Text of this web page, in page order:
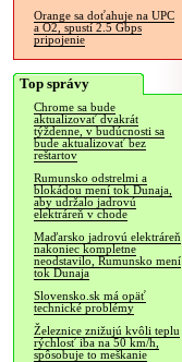
Orange sa doťahuje na UPC
a O2, spustí 2.5 Gbps
pripojenie
Top správy
Chrome sa bude
aktualizovať dvakrát
týždenne, v budúcnosti sa
bude aktualizovať bez
reštartov
Rumunsko odstrelmi a
blokádou mení tok Dunaja,
aby udržalo jadrovú
elektráreň v chode
Maďarsko jadrovú elektráreň
nakoniec kompletne
neodstavilo, Rumunsko mení
tok Dunaja
Slovensko.sk má opäť
technické problémy
Železnice znižujú kvôli teplu
rýchlosť iba na 50 km/h,
spôsobuje to meškanie